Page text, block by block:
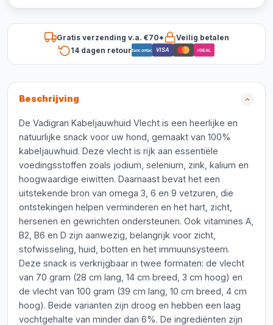
Gratis verzending v.a. €70*
Veilig betalen
14 dagen retourBancontact VISA iDEAL
Beschrijving
De Vadigran Kabeljauwhuid Vlecht is een heerlijke en
natuurlijke snack voor uw hond, gemaakt van 100%
kabeljauwhuid. Deze vlecht is rijk aan essentiële
voedingsstoffen zoals jodium, selenium, zink, kalium en
hoogwaardige eiwitten. Daarnaast bevat het een
uitstekende bron van omega 3, 6 en 9 vetzuren, die
ontstekingen helpen verminderen en het hart, zicht,
hersenen en gewrichten ondersteunen. Ook vitamines A,
B2, B6 en D zijn aanwezig, belangrijk voor zicht,
stofwisseling, huid, botten en het immuunsysteem.
Deze snack is verkrijgbaar in twee formaten: de vlecht
van 70 gram (28 cm lang, 14 cm breed, 3 cm hoog) en
de vlecht van 100 gram (39 cm lang, 10 cm breed, 4 cm
hoog). Beide varianten zijn droog en hebben een laag
vochtgehalte van minder dan 6%. De ingrediënten zijn